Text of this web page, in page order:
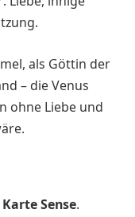
als Göttin der
– die Venus
ohne Liebe und
Karte Sense.